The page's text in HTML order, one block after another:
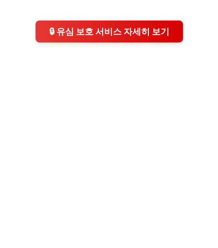
🔒 유심 보호 서비스 자세히 보기